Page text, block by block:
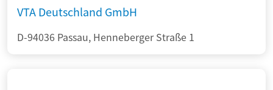
VTA Deutschland GmbH
D-94036 Passau, Henneberger Straße 1